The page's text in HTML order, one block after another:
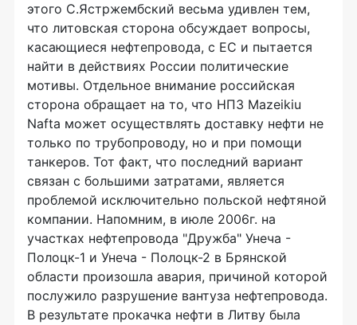
этого С.Ястржембский весьма удивлен тем,
что литовская сторона обсуждает вопросы,
касающиеся нефтепровода, с ЕС и пытается
найти в действиях России политические
мотивы. Отдельное внимание российская
сторона обращает на то, что НПЗ Mazeikiu
Nafta может осуществлять доставку нефти не
только по трубопроводу, но и при помощи
танкеров. Тот факт, что последний вариант
связан с большими затратами, является
проблемой исключительно польской нефтяной
компании. Напомним, в июле 2006г. на
участках нефтепровода "Дружба" Унеча -
Полоцк-1 и Унеча - Полоцк-2 в Брянской
области произошла авария, причиной которой
послужило разрушение вантуза нефтепровода.
В результате прокачка нефти в Литву была